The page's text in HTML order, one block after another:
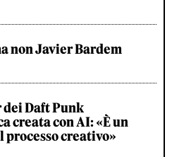
non Javier Bardem
dei Daft Punk
creata con AI: «È un
processo creativo»